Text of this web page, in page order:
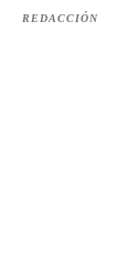
REDACCIÓN